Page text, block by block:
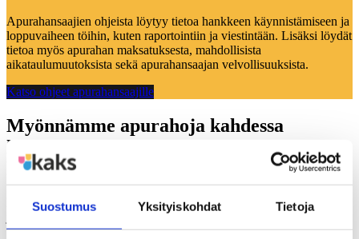
Suostumus Yksityiskohdat Tietoja
Apurahansaajien ohjeista löytyy tietoa hankkeen käynnistämiseen ja
loppuvaiheen töihin, kuten raportointiin ja viestintään. Lisäksi löydät
tietoa myös apurahan maksatuksesta, mahdollisista
aikataulumuutoksista sekä apurahansaajan velvollisuuksista.
Katso ohjeet apurahansaajille
Myönnämme apurahoja kahdessa
hakujaksossa – päätökset julkaistaan
kotisivuillamme
Ensimmäinen hakumme avautuu tammikuun ensimmäisenä päivänä
ja päättyy helmikuun viimeinen päivä. Päätökset tästä hausta
tehdään kesäkuussa ja ne julkaistaan kotisivuillamme. Toinen haku